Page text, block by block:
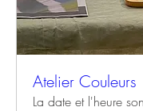
Atelier Couleurs
La date et l'heure